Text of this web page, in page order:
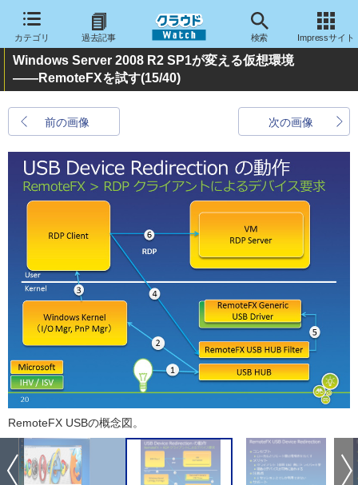
カテゴリ 過去記事 検索 Impressサイト
Windows Server 2008 R2 SP1が変える仮想環境
――RemoteFXを試す(15/40)
前の画像 次の画像
RemoteFX USBの概念図。